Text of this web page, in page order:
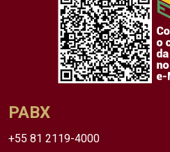
PABX
+55 81 2119-4000